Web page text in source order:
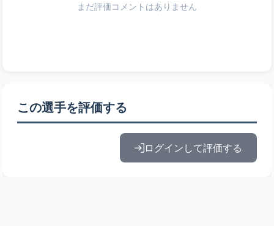
まだ評価コメントはありません
この選手を評価する
ログインして評価する